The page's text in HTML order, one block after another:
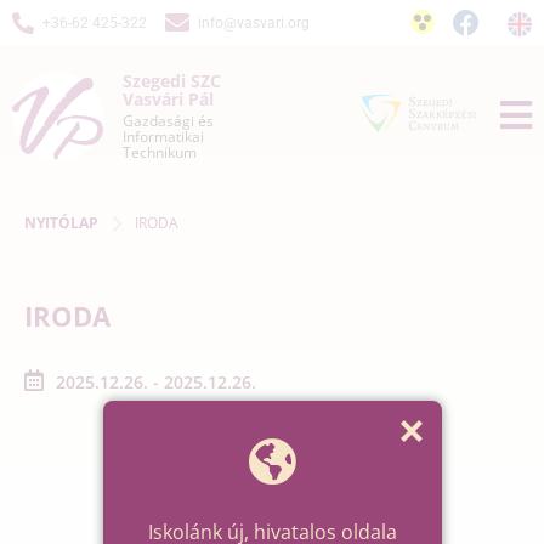
+36-62 425-322 info@vasvari.org
Szegedi SZC
Vasvári Pál
Gazdasági és
Informatikai
Technikum
NYITÓLAP IRODA
IRODA
2025.12.26. - 2025.12.26.
Iskolánk új, hivatalos oldala